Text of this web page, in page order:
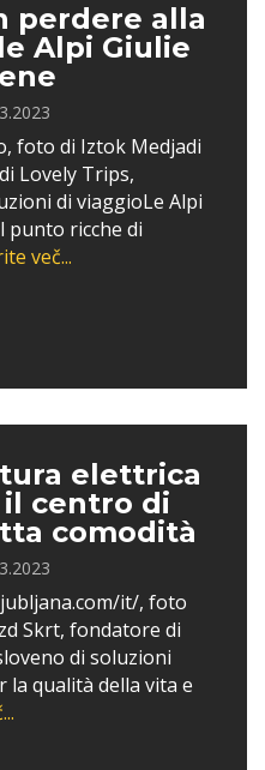
perdere alla
Alpi Giulie
foto di Iztok Medjadi
Lovely Trips,
di viaggioLe Alpi
punto ricche di
več...
elettrica
centro di
comodità
it/, foto
Skrt, fondatore di
di soluzioni
qualità della vita e